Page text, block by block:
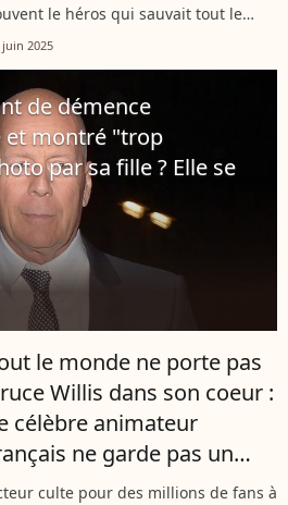
le héros qui sauvait tout le
Désormais atteint d'une
du cinéma. En évoquant
juin 2025
de démence
montré "trop
par sa fille ? Elle se
le monde ne porte pas
Willis dans son coeur :
célèbre animateur
ne garde pas un
souvenir de l'acteur
culte pour des millions de fans à